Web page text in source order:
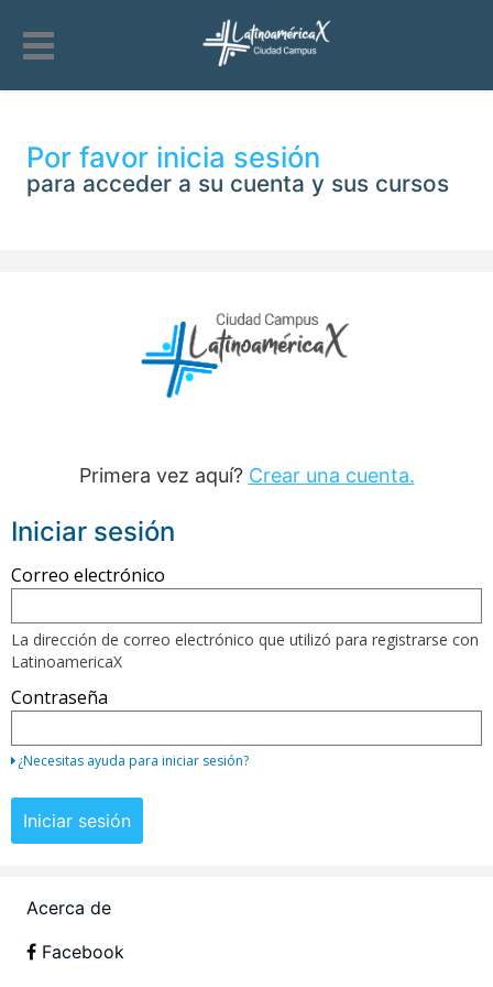
Por favor inicia sesión
para acceder a su cuenta y sus cursos
Primera vez aquí? Crear una cuenta.
Iniciar sesión
Regístrese
utilizando
su
de
electrónico
contraseña
Si
tienes
una
Correo electrónico
La dirección de correo electrónico que utilizó para registrarse con
LatinoamericaX
Contraseña
¿Necesitas ayuda para iniciar sesión?
Iniciar sesión
Acerca de
Facebook